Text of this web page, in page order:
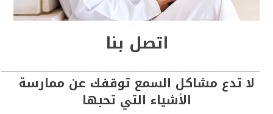
اتصل بنا
لا تدع مشاكل السمع توقفك عن ممارسة
الأشياء التي تحبها